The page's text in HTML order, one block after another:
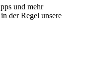
und mehr
der Regel unsere